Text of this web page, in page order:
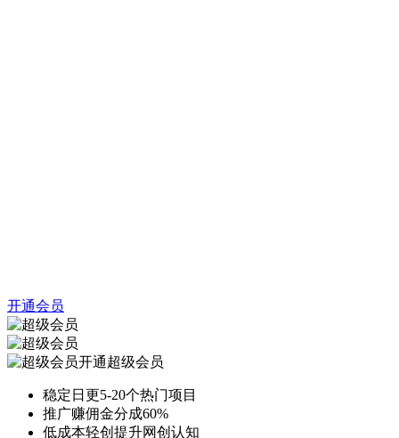
开通会员
开通超级会员
稳定日更5-20个热门项目
推广赚佣金分成60%
低成本轻创提升网创认知